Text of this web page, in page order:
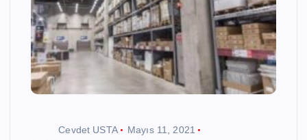
Cevdet USTA
Mayıs 11, 2021